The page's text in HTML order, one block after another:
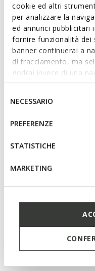
cookie ed altri
per analizzare la
ed annunci pubblicitari
fornire funzionalità dei
banner continuerai a
di tracciamento, ma
godrai invece di una
base dei tuoi gusti ed
IMPOSTAZIONI
altri strumenti di
informazioni o per
tue impostazioni, visita
del
consenso
NECESSARIO
PREFERENZE
STATISTICHE
MARKETING
Description
Capacious and
designed for city life.
horizontal messenger
is belied by its ability to
versatile off-white palette.
Features
Dimensions: H: 16
Internal details: 2
Adjustable strap
Shoulder style